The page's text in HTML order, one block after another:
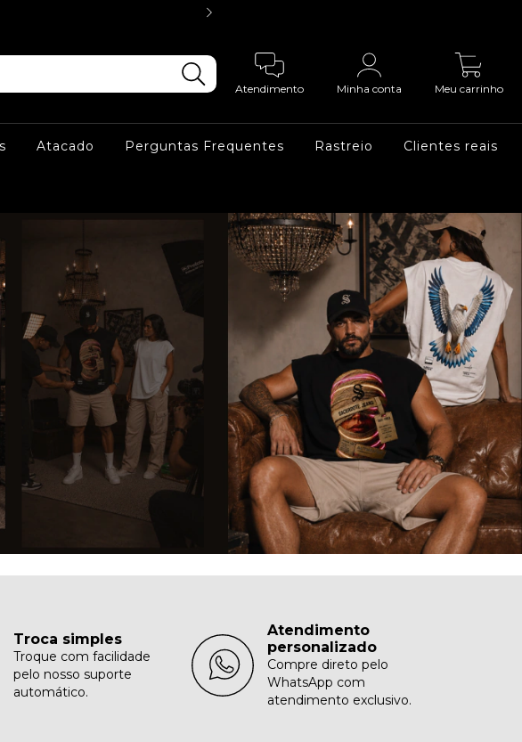
Atendimento Minha conta Meu carrinho
Atacado Perguntas Frequentes Rastreio Clientes reais
Troca simples
Troque com facilidade
pelo nosso suporte
automático.
Atendimento
personalizado
Compre direto pelo
WhatsApp com
atendimento exclusivo.